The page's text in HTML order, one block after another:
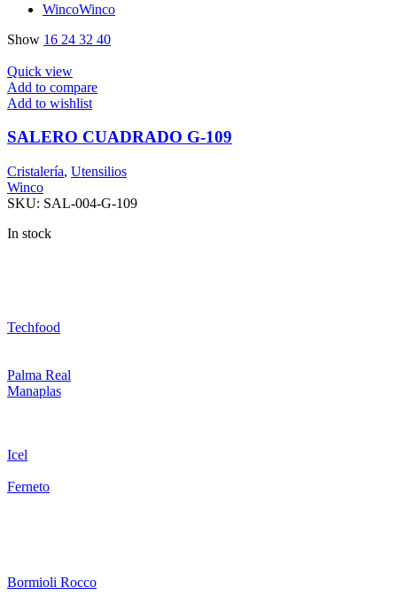
WincoWinco
Show 16 24 32 40
Quick view
Add to compare
Add to wishlist
SALERO CUADRADO G-109
Cristalería, Utensilios
Winco
SKU: SAL-004-G-109
In stock
Techfood
Palma Real
Manaplas
Icel
Ferneto
Bormioli Rocco